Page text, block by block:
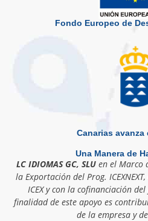
Fondo Europeo de
Canarias avanza
Una Manera de
LC IDIOMAS GC, SLUen el Marco
la Exportación del Prog.
ICEX y con la cofinanciación
finalidad de este apoyo es
de la empresa y